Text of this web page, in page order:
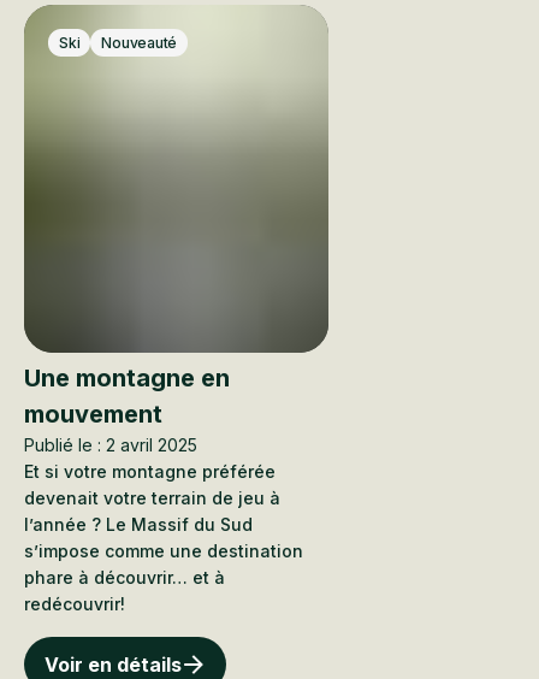
Ski Nouveauté
Une montagne en
mouvement
Publié le : 2 avril 2025
Et si votre montagne préférée
devenait votre terrain de jeu à
l’année ? Le Massif du Sud
s’impose comme une destination
phare à découvrir… et à
redécouvrir!
Voir en détails